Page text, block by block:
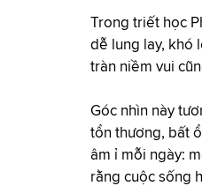
Trong triết học
dễ lung lay, khó
tràn niềm vui
Góc nhìn này
tổn thương, bất
âm ỉ mỗi ngày:
rằng cuộc sống